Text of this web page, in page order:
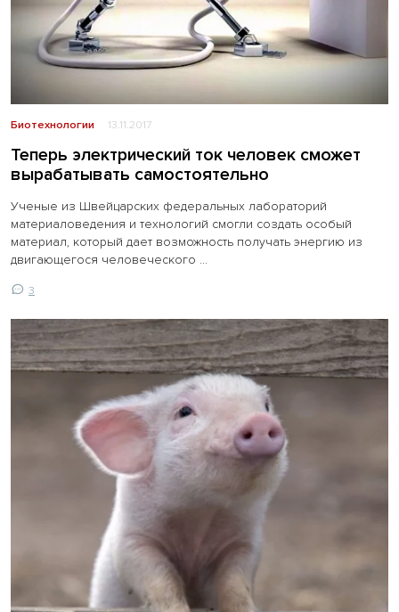
Биотехнологии 13.11.2017
Теперь электрический ток человек сможет
вырабатывать самостоятельно
Ученые из Швейцарских федеральных лабораторий
материаловедения и технологий смогли создать особый
материал, который дает возможность получать энергию из
двигающегося человеческого ...
3